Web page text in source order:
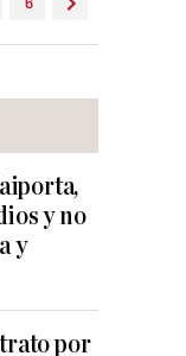
6
y no
y
por